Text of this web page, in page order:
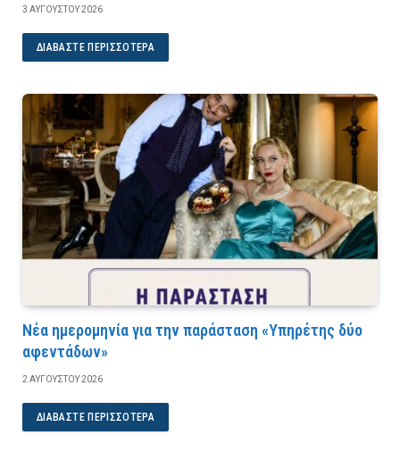
3 ΑΥΓΟΎΣΤΟΥ 2026
ΔΙΑΒΆΣΤΕ ΠΕΡΙΣΣΌΤΕΡΑ
Νέα ημερομηνία για την παράσταση «Υπηρέτης δύο
αφεντάδων»
2 ΑΥΓΟΎΣΤΟΥ 2026
ΔΙΑΒΆΣΤΕ ΠΕΡΙΣΣΌΤΕΡΑ